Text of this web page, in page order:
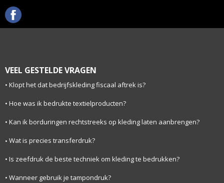
VEEL GESTELDE VRAGEN
Klopt het dat bedrijfskleding fiscaal aftrek is?
Hoe was ik bedrukte textielproducten?
Kan ik borduringen rechtstreeks op kleding laten aanbrengen?
Wat is precies transferdruk?
Is zeefdruk de beste techniek om kleding te bedrukken?
Wanneer gebruik je tampondruk?